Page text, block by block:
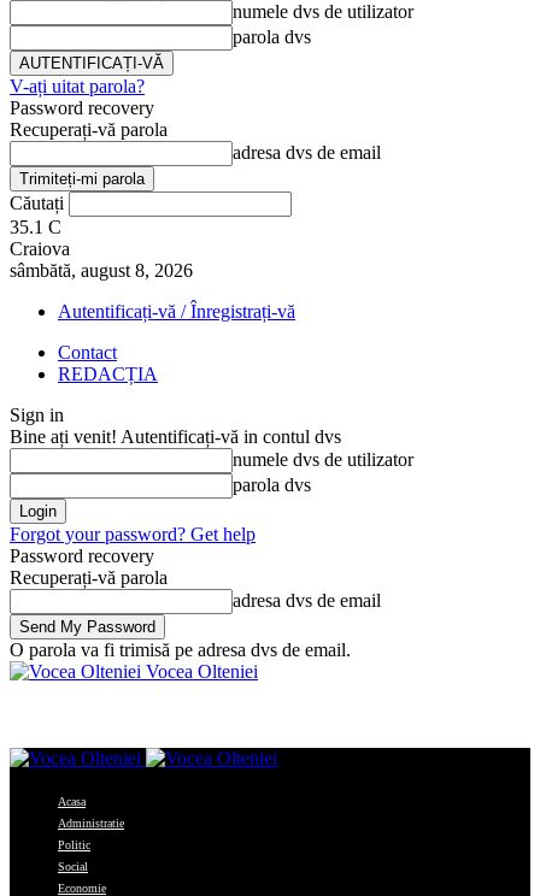
numele dvs de utilizator
parola dvs
V-ați uitat parola?
Password recovery
Recuperați-vă parola
adresa dvs de email
Căutați
35.1 C
Craiova
sâmbătă, august 8, 2026
Autentificați-vă / Înregistrați-vă
Contact
REDACȚIA
Sign in
Bine ați venit! Autentificați-vă in contul dvs
numele dvs de utilizator
parola dvs
Forgot your password? Get help
Password recovery
Recuperați-vă parola
adresa dvs de email
O parola va fi trimisă pe adresa dvs de email.
Vocea Olteniei
Acasa
Administratie
Politic
Social
Economie